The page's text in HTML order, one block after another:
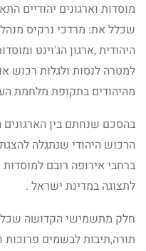
מוסדות וארגונים יהודיים
שכלל את: מרדכי נרקיס
היהודית ,ארגון הג'וינט
למטרה לנסות ולגלות רכוש
מהיהודים בתקופת מלחמת
בהסכם שנחתם בין
הרכוש היהודי שנתגלה
ברחבי אירופה רובם
לתצוגה במדינת ישראל .
חלק מתשמישי הקדושה
תורה,תיבות לבשמים